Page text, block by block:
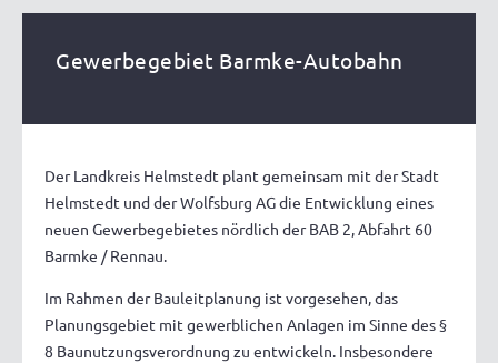
Gewerbegebiet Barmke-Autobahn
Der Landkreis Helmstedt plant gemeinsam mit der Stadt
Helmstedt und der Wolfsburg AG die Entwicklung eines
neuen Gewerbegebietes nördlich der BAB 2, Abfahrt 60
Barmke / Rennau.
Im Rahmen der Bauleitplanung ist vorgesehen, das
Planungsgebiet mit gewerblichen Anlagen im Sinne des §
8 Baunutzungsverordnung zu entwickeln. Insbesondere